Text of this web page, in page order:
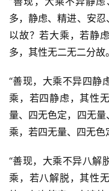
多，静虑、精进、安
以故？若大乘，若静
多，其性无二无二分故。
“善现，大乘不异四静
乘，若四静虑，其性
量、四无色定，四无
乘，若四无量、四无色
“善现，大乘不异八解
乘，若八解脱，其性